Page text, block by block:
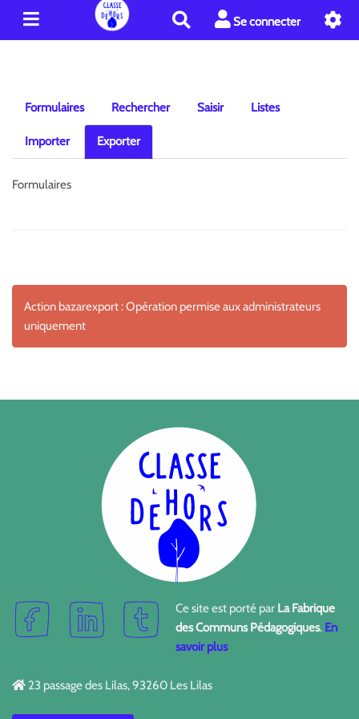
e
r
e
Se connecter
Formulaires Rechercher Saisir Listes
Importer Exporter
Formulaires
Action bazarexport : Opération permise aux administrateurs
uniquement
Ce site est porté par La Fabrique
des Communs Pédagogiques. En
savoir plus
23 passage des Lilas, 93260 Les Lilas